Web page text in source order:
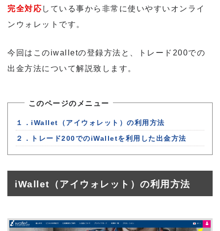
完全対応 している事から非常に使いやすいオンライ
ンウォレットです。
今回はこのiwalletの登録方法と、トレード200での
出金方法について解説致します。
このページのメニュー
１．iWallet（アイウォレット）の利用方法
２．トレード200でのiWalletを利用した出金方法
iWallet（アイウォレット）の利用方法